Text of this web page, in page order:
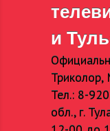
и
Тел.: 8-
обл., г.